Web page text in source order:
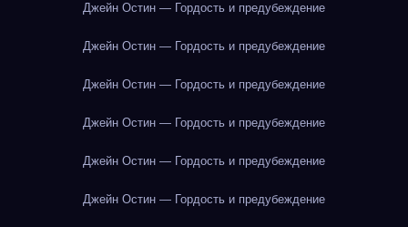
Джейн Остин — Гордость и предубеждение
Джейн Остин — Гордость и предубеждение
Джейн Остин — Гордость и предубеждение
Джейн Остин — Гордость и предубеждение
Джейн Остин — Гордость и предубеждение
Джейн Остин — Гордость и предубеждение